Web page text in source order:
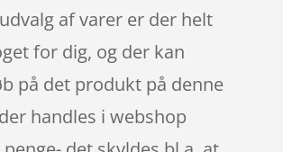
af varer er der helt
for dig, og der kan
på det produkt på denne
handles i webshop